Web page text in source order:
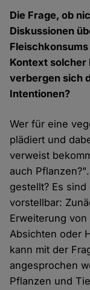
Die Frage, ob
Diskussionen
Kontext solcher
verbergen sich
Intentionen?
Wer für eine
plädiert und
verweist
auch
gestellt? Es
vorstellbar:
Erweiterung
Absichten oder
kann mit der
angesprochen
Pflanzen und